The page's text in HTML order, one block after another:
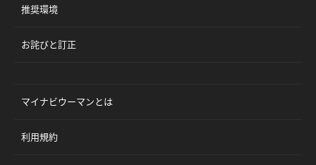
推奨環境
お詫びと訂正
マイナビウーマンとは
利用規約